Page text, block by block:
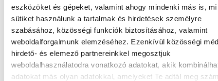
eszközöket és gépeket, valamint ahogy mindenki más is,
sütiket használunk a tartalmak és hirdetések személyre
szabásához, közösségi funkciók biztosításához, valamint
weboldalforgalmunk elemzéséhez. Ezenkívül közösségi
hirdető- és elemező partnereinkkel megosztjuk
weboldalhasználatodra vonatkozó adatokat, akik
adatokat más olyan adatokkal, amelyeket Te adtál meg
Raktáron
107.460Ft
(84.614Ft+ ÁFA)